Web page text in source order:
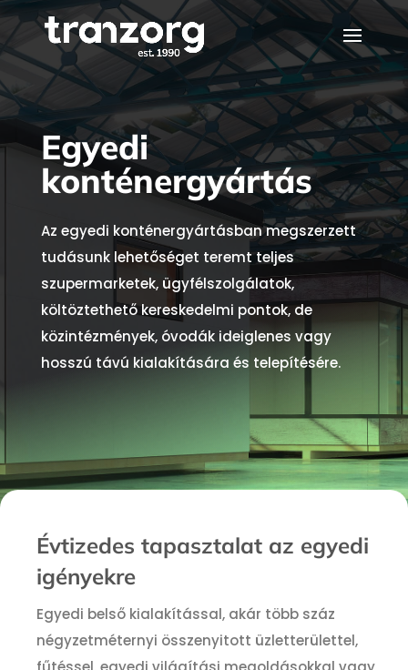
Egyedi
konténergyártás
Az egyedi konténergyártásban megszerzett
tudásunk lehetőséget teremt teljes
szupermarketek, ügyfélszolgálatok,
költöztethető kereskedelmi pontok, de
közintézmények, óvodák ideiglenes vagy
hosszú távú kialakítására és telepítésére.
Évtizedes tapasztalat az egyedi
igényekre
Egyedi belső kialakítással, akár több száz
négyzetméternyi összenyitott üzletterülettel,